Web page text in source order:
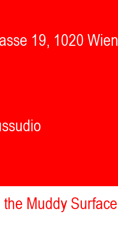
19, 1020 Wien
Muddy Surface